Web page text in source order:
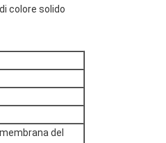
colore solido
del